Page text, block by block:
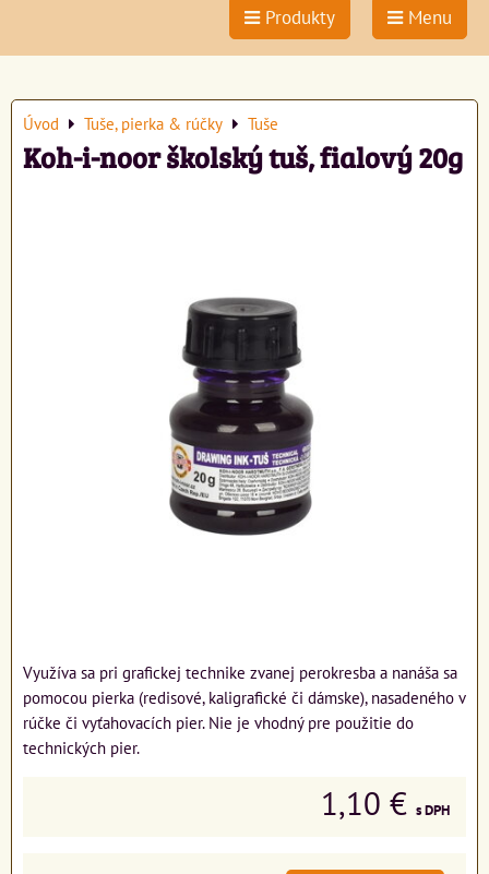
Produkty Menu
Úvod Tuše, pierka & rúčky Tuše
Koh-i-noor školský tuš, fialový 20g
Využíva sa pri grafickej technike zvanej perokresba a nanáša sa
pomocou pierka (redisové, kaligrafické či dámske), nasadeného v
rúčke či vyťahovacích pier. Nie je vhodný pre použitie do
technických pier.
1,10 € s DPH